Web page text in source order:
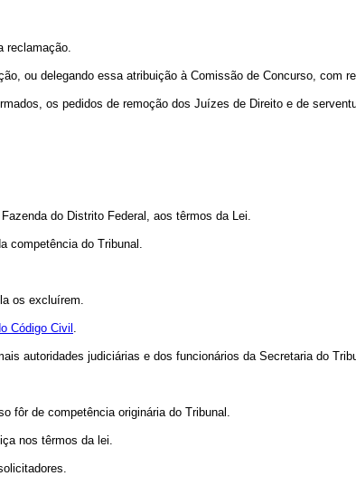
reclamação.
ou delegando essa atribuição à Comissão de Concurso, com
os pedidos de remoção dos Juízes de Direito e de
do Distrito Federal, aos têrmos da Lei.
competência do Tribunal.
os excluírem.
Código Civil .
autoridades judiciárias e dos funcionários da Secretaria do
fôr de competência originária do Tribunal.
nos têrmos da lei.